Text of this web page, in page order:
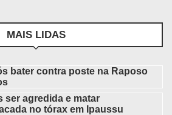
MAIS LIDAS
bater contra poste na Raposo
ser agredida e matar
no tórax em Ipaussu